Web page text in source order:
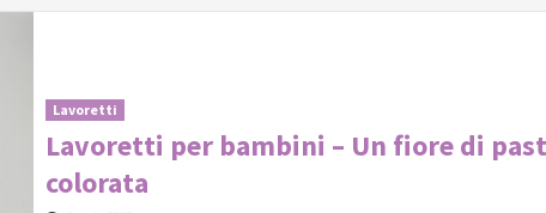
Lavoretti
Lavoretti per bambini – Un fiore di
colorata